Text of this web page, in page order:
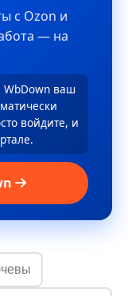
с Ozon и
— на
WbDown ваш
войдите, и